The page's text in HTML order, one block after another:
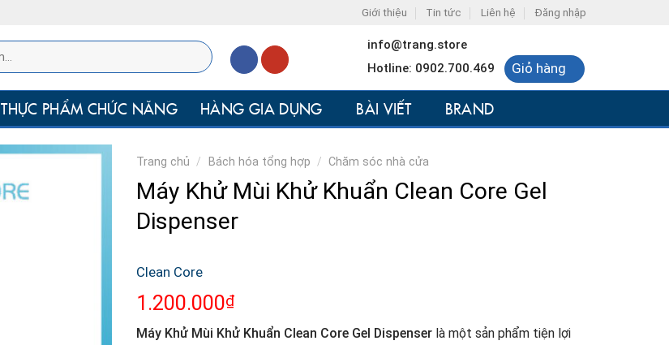
Giới thiệu Tin tức Liên hệ Đăng nhập
info@trang.store
Hotline: 0902.700.469
Giỏ hàng
THỰC PHẨM CHỨC NĂNG HÀNG GIA DỤNG BÀI VIẾT BRAND
Trang chủ / Bách hóa tổng hợp / Chăm sóc nhà cửa
Máy Khử Mùi Khử Khuẩn Clean Core Gel
Dispenser
Clean Core
1.200.000₫
Máy Khử Mùi Khử Khuẩn Clean Core Gel Dispenser là một sản phẩm tiện lợi